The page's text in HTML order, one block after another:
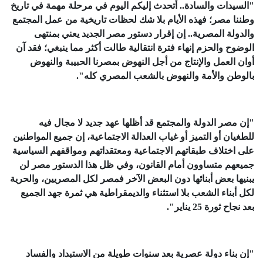
"السيدات والسادة.. أتحدث إليكم اليوم في مرحلة مهمة في تاريخ
وطننا مصر؛ فهذه الأيام بلا شك لحظات تاريخية من عمل المجتمع
والدولة المصرية.. إن إقرار دستور مصر الجديد يعني بمنتهى
الوضوح والحزم إنهاء فترة انتقالية طالت أكثر مما ينبغي؛ فقد آن
أوان العمل والإنتاج من أجل النهوض بمصرنا الحبيبة والنهوض
بالوطن والأمة والنهوض بالشعب المصري كله".
"إن مصر الدولة والمجتمع قد أظلها عهد جديد لا مجال فيه
للطغيان أو التميز أو غياب العدالة الاجتماعية، إن جميع المواطنين
على اختلاف طبقاتهم الاجتماعية ومعتقداتهم ومواقفهم السياسية
جميعهم متساوون أمام القانون، وفي ظل هذا الدستور مصر لن
يبنيها بعض أبنائها دون البعض الآخر فمصر لكل المصريين، والحرية
لكل أبناء الشعب بلا استثناء والديمقراطية هي ثمرة جهد الجميع
بعد نجاح ثورة 25 يناير".
"إن بناء دولة عصرية بعد سنوات طويلة من الاستبداد والفساد